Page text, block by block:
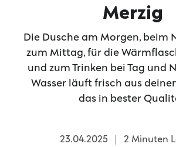
Merzig
Die Dusche am Morgen, beim
zum Mittag, für die
und zum Trinken bei Tag und
Wasser läuft frisch aus
das in bester
23.04.2025 2 Minuten